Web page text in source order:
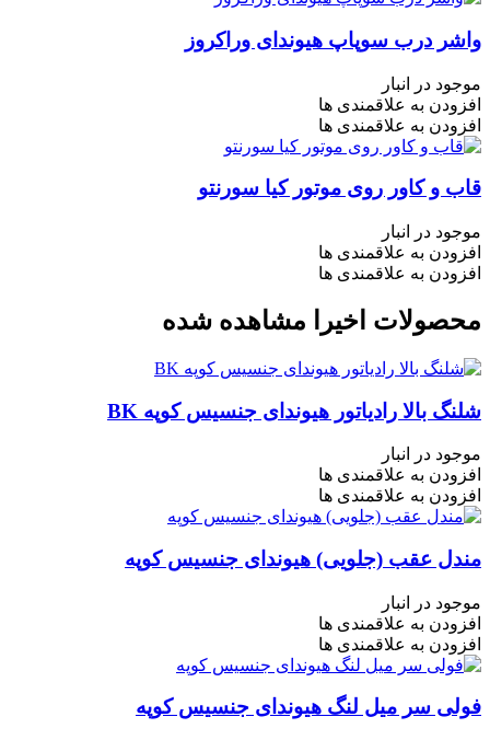
واشر درب سوپاپ هیوندای وراکروز
موجود در انبار
افزودن به علاقمندی ها
افزودن به علاقمندی ها
قاب و کاور روی موتور کیا سورنتو
موجود در انبار
افزودن به علاقمندی ها
افزودن به علاقمندی ها
محصولات اخیرا مشاهده شده
شلنگ بالا رادیاتور هیوندای جنسیس کوپه BK
موجود در انبار
افزودن به علاقمندی ها
افزودن به علاقمندی ها
مندل عقب (جلویی) هیوندای جنسیس کوپه
موجود در انبار
افزودن به علاقمندی ها
افزودن به علاقمندی ها
فولی سر میل لنگ هیوندای جنسیس کوپه